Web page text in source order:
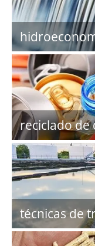
reciclado de
técnicas de